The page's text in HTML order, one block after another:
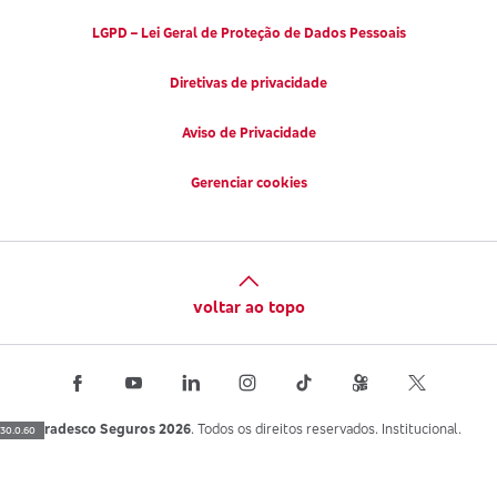
30.0.60
LGPD – Lei Geral de Proteção de Dados Pessoais
Diretivas de privacidade
Aviso de Privacidade
Gerenciar cookies
voltar ao topo
Bradesco Seguros 2026. Todos os direitos reservados. Institucional.